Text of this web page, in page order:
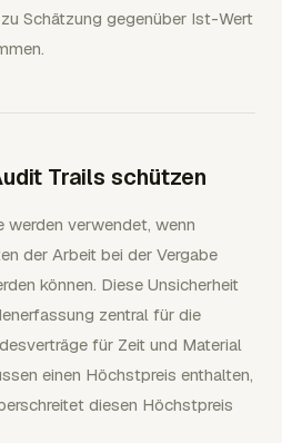
Schätzung gegenüber Ist-Wert
Trails schützen
werden verwendet, wenn
der Arbeit bei der Vergabe
können. Diese Unsicherheit
zentral für die
für Zeit und Material
einen Höchstpreis enthalten,
diesen Höchstpreis